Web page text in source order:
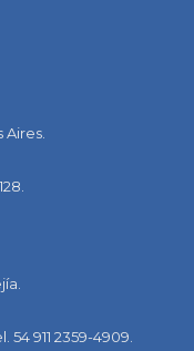
54 911 2359-4909.